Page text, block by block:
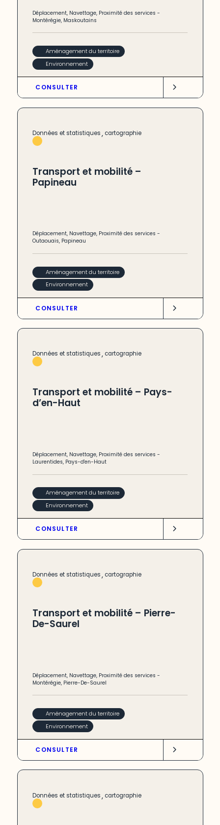
Déplacement, Navettage, Proximité des services -
Montérégie, Maskoutains
Aménagement du territoire
Environnement
CONSULTER
Données et statistiques, cartographie
Transport et mobilité –
Papineau
Déplacement, Navettage, Proximité des services -
Outaouais, Papineau
Aménagement du territoire
Environnement
CONSULTER
Données et statistiques, cartographie
Transport et mobilité – Pays-
d’en-Haut
Déplacement, Navettage, Proximité des services -
Laurentides, Pays-d'en-Haut
Aménagement du territoire
Environnement
CONSULTER
Données et statistiques, cartographie
Transport et mobilité – Pierre-
De-Saurel
Déplacement, Navettage, Proximité des services -
Montérégie, Pierre-De-Saurel
Aménagement du territoire
Environnement
CONSULTER
Données et statistiques, cartographie